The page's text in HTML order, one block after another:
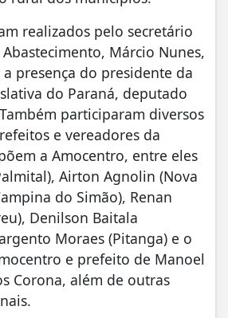
realizados pelo secretário
Márcio Nunes,
presença do presidente da
do Paraná, deputado
participaram diversos
e vereadores da
a Amocentro, entre eles
Airton Agnolin (Nova
do Simão), Renan
Denilson Baitala
Moraes (Pitanga) e o
e prefeito de Manoel
Corona, além de outras